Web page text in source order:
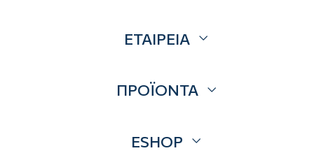
ΕΤΑΙΡΕΙΑ
Επικοινωνία
ΠΡΟΪΟΝΤΑ
Brands
ESHOP